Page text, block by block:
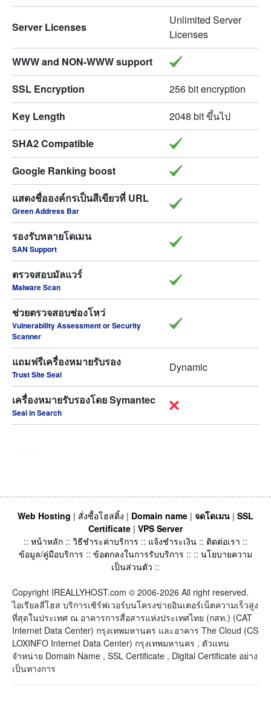
Server Licenses
Unlimited Server
Licenses
WWW and NON-WWW support
SSL Encryption
256 bit encryption
Key Length
2048 bit ขึ้นไป
SHA2 Compatible
Google Ranking boost
แสดงชื่อองค์กรเป็นสีเขียวที่ URL
Green Address Bar
รองรับหลายโดเมน
SAN Support
ตรวจสอบมัลแวร์
Malware Scan
ช่วยตรวจสอบช่องโหว่
Vulnerability Assessment or Security
Scanner
แถมฟรีเครื่องหมายรับรอง
Trust Site Seal
Dynamic
เครื่องหมายรับรองโดย Symantec
Seal in Search
Web Hosting | สั่งซื้อโฮสติ้ง | Domain name | จดโดเมน | SSL
Certificate | VPS Server
:: หน้าหลัก :: วิธีชำระค่าบริการ :: แจ้งชำระเงิน :: ติดต่อเรา ::
ข้อมูล/คู่มือบริการ :: ข้อตกลงในการรับบริการ :: :: นโยบายความ
เป็นส่วนตัว ::
Copyright IREALLYHOST.com © 2006-2026 All right reserved.
ไอเรียลลี่โฮส บริการเซิร์ฟเวอร์บนโครงข่ายอินเตอร์เน็ตความเร็วสูง
ที่สุดในประเทศ ณ อาคารการสื่อสารแห่งประเทศไทย (กสท.) (CAT
Internet Data Center) กรุงเทพมหานคร และอาคาร The Cloud (CS
LOXINFO Internet Data Center) กรุงเทพมหานคร , ตัวแทน
จำหน่าย Domain Name , SSL Certificate , Digital Certificate อย่าง
เป็นทางการ